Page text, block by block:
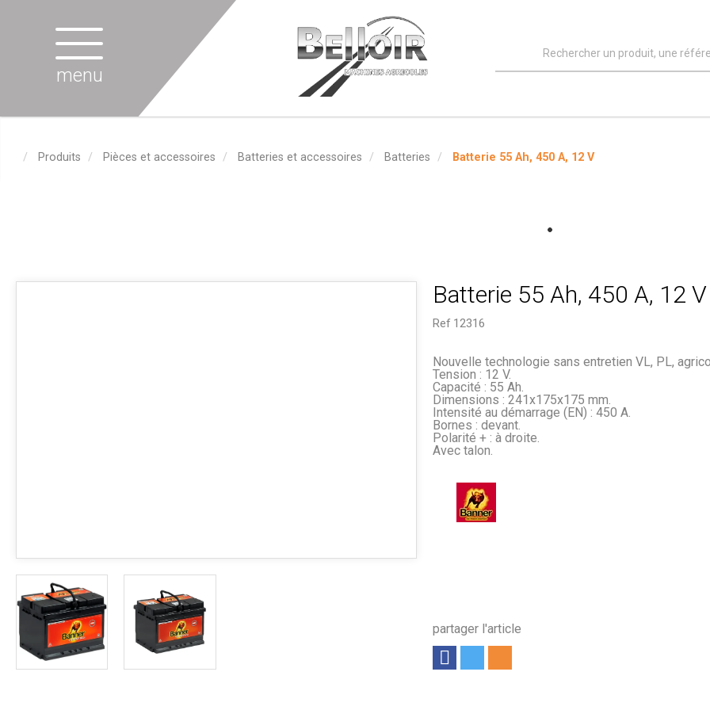
menu
Produits Pièces et accessoires Batteries et accessoires Batteries Batterie 55 Ah, 450 A, 12 V
Batterie 55 Ah, 450 A, 12 V
Ref 12316
partager l'article
Nouvelle technologie sans entretien VL, PL,
Tension : 12 V.
Capacité : 55 Ah.
Dimensions : 241x175x175 mm.
Intensité au démarrage (EN) : 450 A.
Bornes : devant.
Polarité + : à droite.
Avec talon.